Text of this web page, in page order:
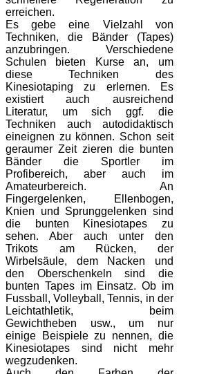
erreichen.
Es gebe eine Vielzahl von
Techniken, die Bänder (Tapes)
anzubringen. Verschiedene
Schulen bieten Kurse an, um
diese Techniken des
Kinesiotaping zu erlernen. Es
existiert auch ausreichend
Literatur, um sich ggf. die
Techniken auch autodidaktisch
eineignen zu können. Schon seit
geraumer Zeit zieren die bunten
Bänder die Sportler im
Profibereich, aber auch im
Amateurbereich. An
Fingergelenken, Ellenbogen,
Knien und Sprunggelenken sind
die bunten Kinesiotapes zu
sehen. Aber auch unter den
Trikots am Rücken, der
Wirbelsäule, dem Nacken und
den Oberschenkeln sind die
bunten Tapes im Einsatz. Ob im
Fussball, Volleyball, Tennis, in der
Leichtathletik, beim
Gewichtheben usw., um nur
einige Beispiele zu nennen, die
Kinesiotapes sind nicht mehr
wegzudenken.